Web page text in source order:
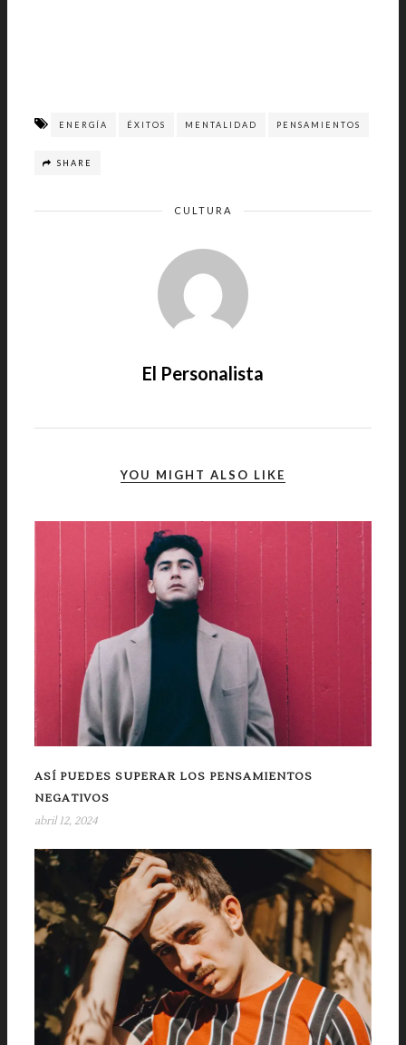
ENERGÍA ÉXITOS MENTALIDAD PENSAMIENTOS
SHARE
CULTURA
El Personalista
YOU MIGHT ALSO LIKE
ASÍ PUEDES SUPERAR LOS PENSAMIENTOS
NEGATIVOS
abril 12, 2024